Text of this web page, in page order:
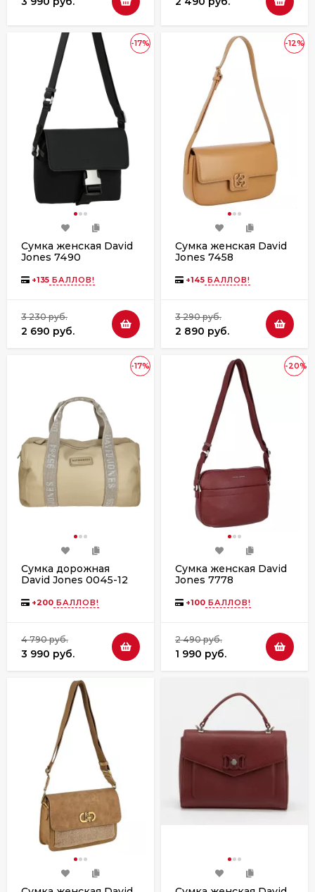
-17%
Сумка женская David
Jones 7490
+135 БАЛЛОВ!
3 230 руб.
2 690 руб.
-12%
Сумка женская David
Jones 7458
+145 БАЛЛОВ!
3 290 руб.
2 890 руб.
-17%
Сумка дорожная
David Jones 0045-12
+200 БАЛЛОВ!
4 790 руб.
3 990 руб.
-20%
Сумка женская David
Jones 7778
+100 БАЛЛОВ!
2 490 руб.
1 990 руб.